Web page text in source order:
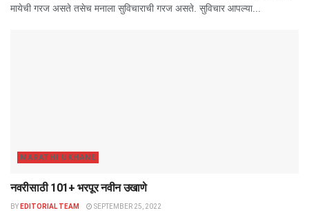
मायेची गरज असते तसेच मनाला सुविचाराची गरज असते. सुविचार आपल्या...
MARATHI UKHANE
नवरीसाठी 101+ भरपूर नवीन उखाणे
BY EDITORIAL TEAM SEPTEMBER 25, 2022